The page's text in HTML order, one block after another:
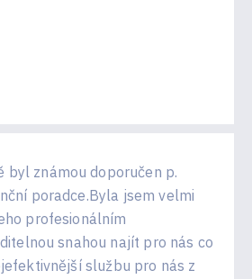
byl známou doporučen p.
poradce.Byla jsem velmi
profesionálním
snahou najít pro nás co
službu pro nás z